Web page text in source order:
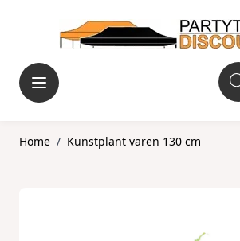
Home / Kunstplant varen 130 cm